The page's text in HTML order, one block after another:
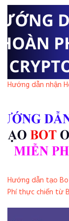
Hướng dẫn nhận
Hướng dẫn tạo
Phí thực chiến từ